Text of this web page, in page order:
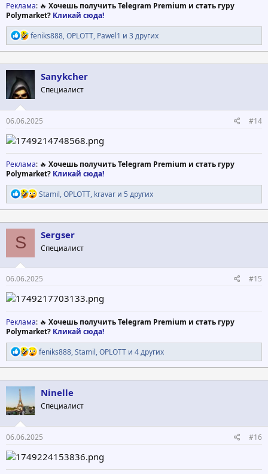
Реклама: 🔥 Хочешь получить Telegram Premium и стать гуру
Polymarket? Кликай сюда!
Р
е
а
к
ц
и
:
feniks888,OPLOTT, Pawel1 и 3 других
Sanykcher
Специалист
06.06.2025 #14
Реклама: 🔥 Хочешь получить Telegram Premium и стать гуру
Polymarket? Кликай сюда!
Р
е
а
к
ц
и
и
Stamil,OPLOTT, kravar и 5 других
S Sergser
Специалист
06.06.2025 #15
Реклама: 🔥 Хочешь получить Telegram Premium и стать гуру
Polymarket? Кликай сюда!
Р
е
а
к
ц
и
и
feniks888,Stamil,OPLOTT и 4 других
Ninelle
Специалист
06.06.2025 #16